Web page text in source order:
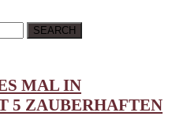
SEARCH
MAL IN
5 ZAUBERHAFTEN